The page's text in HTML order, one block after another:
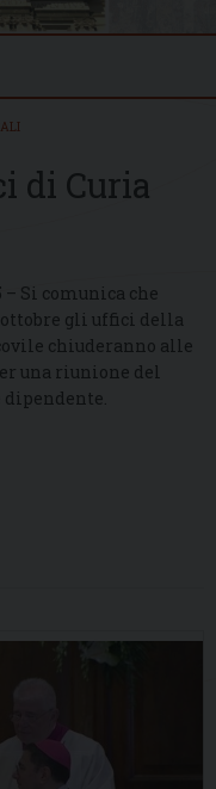
di Curia
– Si comunica che
gli uffici della
chiuderanno alle
una riunione del
dipendente.